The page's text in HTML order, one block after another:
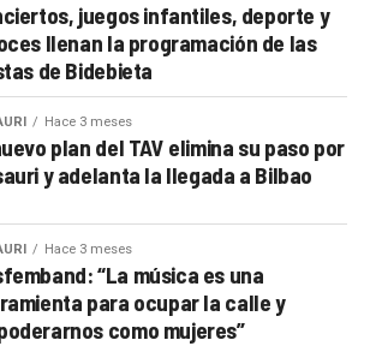
juegos infantiles, deporte y
llenan la programación de las
de Bidebieta
Hace 3 meses
plan del TAV elimina su paso por
y adelanta la llegada a Bilbao
Hace 3 meses
“La música es una
para ocupar la calle y
como mujeres”